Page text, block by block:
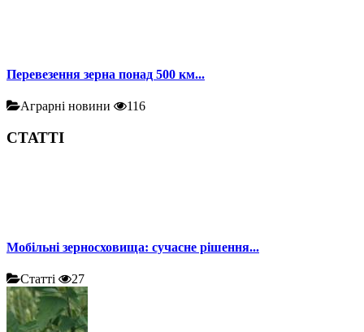
Перевезення зерна понад 500 км...
Аграрні новини 116
СТАТТІ
Мобільні зерносховища: сучасне рішення...
Статті 27